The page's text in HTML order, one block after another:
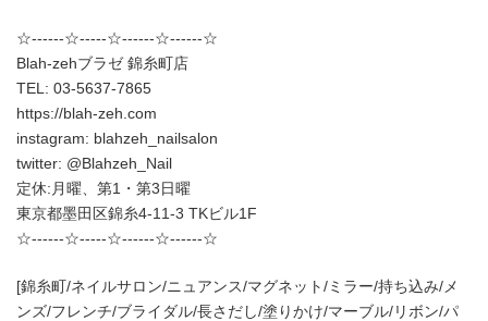
☆------☆-----☆------☆------☆
Blah-zehブラゼ 錦糸町店
TEL: 03-5637-7865
https://blah-zeh.com
instagram: blahzeh_nailsalon
twitter: @Blahzeh_Nail
定休:月曜、第1・第3日曜
東京都墨田区錦糸4-11-3 TKビル1F
☆------☆-----☆------☆------☆
[錦糸町/ネイルサロン/ニュアンス/マグネット/ミラー/持ち込み/メ
ンズ/フレンチ/ブライダル/長さだし/塗りかけ/マーブル/リボン/パ